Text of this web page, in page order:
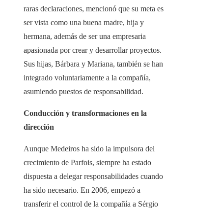
raras declaraciones, mencionó que su meta es
ser vista como una buena madre, hija y
hermana, además de ser una empresaria
apasionada por crear y desarrollar proyectos.
Sus hijas, Bárbara y Mariana, también se han
integrado voluntariamente a la compañía,
asumiendo puestos de responsabilidad.
Conducción y transformaciones en la
dirección
Aunque Medeiros ha sido la impulsora del
crecimiento de Parfois, siempre ha estado
dispuesta a delegar responsabilidades cuando
ha sido necesario. En 2006, empezó a
transferir el control de la compañía a Sérgio